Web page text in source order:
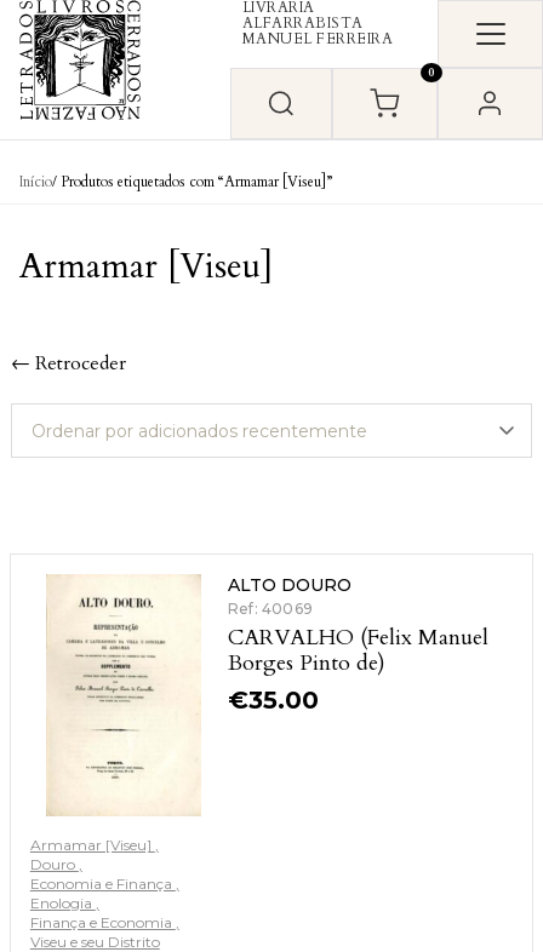
Skip to content
LIVRARIA
ALFARRABISTA
MANUEL FERREIRA
0
Início/ Produtos etiquetados com “Armamar [Viseu]”
Armamar [Viseu]
← Retroceder
ALTO DOURO
Ref: 40069
CARVALHO (Felix Manuel
Borges Pinto de)
€35.00
Armamar [Viseu]
Douro
Economia e Finança
Enologia
Finança e Economia
Viseu e seu Distrito